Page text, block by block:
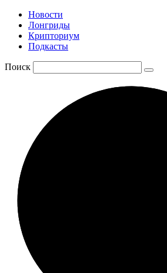
Новости
Лонгриды
Крипториум
Подкасты
Поиск